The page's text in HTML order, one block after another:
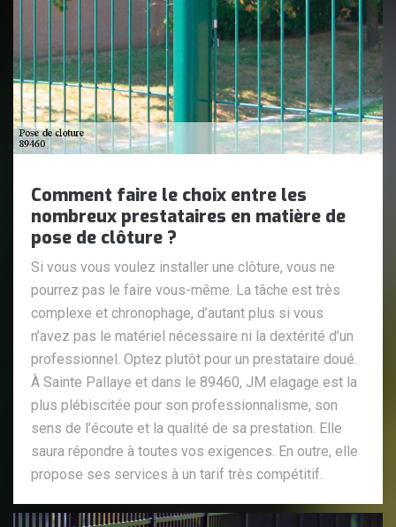
Comment faire le choix entre les
nombreux prestataires en matière de
pose de clôture ?
Si vous vous voulez installer une clôture, vous ne
pourrez pas le faire vous-même. La tâche est très
complexe et chronophage, d’autant plus si vous
n’avez pas le matériel nécessaire ni la dextérité d’un
professionnel. Optez plutôt pour un prestataire doué.
À Sainte Pallaye et dans le 89460, JM elagage est la
plus plébiscitée pour son professionnalisme, son
sens de l’écoute et la qualité de sa prestation. Elle
saura répondre à toutes vos exigences. En outre, elle
propose ses services à un tarif très compétitif.